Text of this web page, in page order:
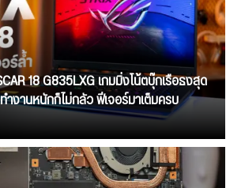
18 G835LXG เกมมิ่งโน้ตบุ๊กเรือธงสุด
งานหนักก็ไม่กลัว ฟีเจอร์มาเต็มครบ